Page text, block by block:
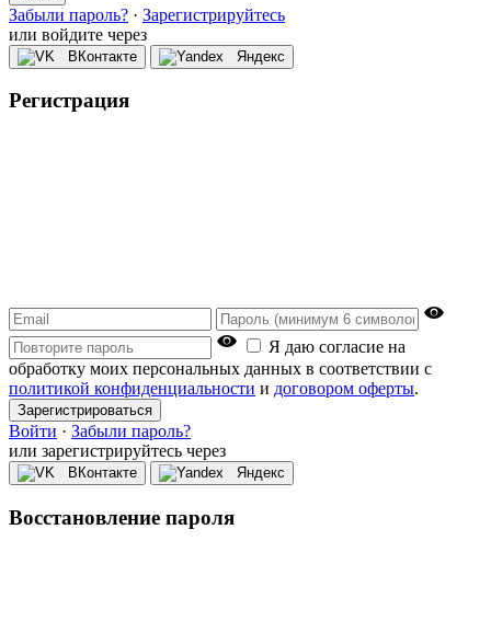
Забыли пароль? · Зарегистрируйтесь
или войдите через
ВКонтакте Яндекс
Регистрация
Я даю согласие на
обработку моих персональных данных в соответствии с
политикой конфиденциальности и договором оферты.
Зарегистрироваться
Войти · Забыли пароль?
или зарегистрируйтесь через
ВКонтакте Яндекс
Восстановление пароля